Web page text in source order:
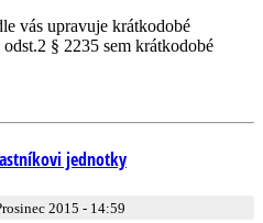
vás upravuje krátkodobé
§ 2235 sem krátkodobé
jednotky
2015 - 14:59